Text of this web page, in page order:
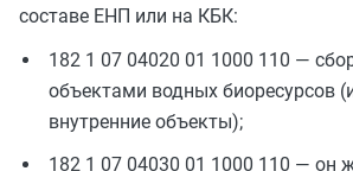
составе ЕНП или на КБК:
182 1 07 04020 01 1000 110 —
объектами водных биоресурсов
внутренние объекты);
182 1 07 04030 01 1000 110 — он